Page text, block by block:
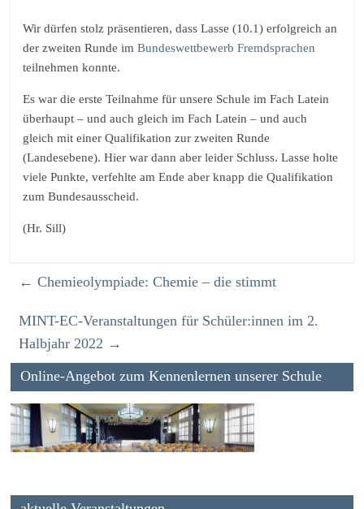
Wir dürfen stolz präsentieren, dass Lasse (10.1) erfolgreich an
der zweiten Runde imBundeswettbewerb Fremdsprachen
teilnehmen konnte.
Es war die erste Teilnahme für unsere Schule im Fach Latein
überhaupt – und auch gleich im Fach Latein – und auch
gleich mit einer Qualifikation zur zweiten Runde
(Landesebene). Hier war dann aber leider Schluss. Lasse holte
viele Punkte, verfehlte am Ende aber knapp die Qualifikation
zum Bundesausscheid.
(Hr. Sill)
← Chemieolympiade: Chemie – die stimmt
MINT-EC-Veranstaltungen für Schüler:innen im 2.
Halbjahr 2022 →
Online-Angebot zum Kennenlernen unserer Schule